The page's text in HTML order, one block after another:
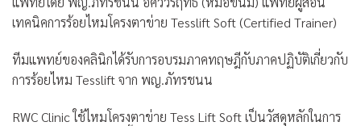
เทคนิคการร้อยไหมโครงตาข่าย Tesslift Soft (Certified Trainer)
ทีมแพทย์ของคลินิกได้รับการอบรมภาคทฤษฎีกับภาคปฏิบัติเกี่ยวกับ
การร้อยไหม Tesslift จาก พญ.ภัทรชนน
RWC Clinic ใช้ไหมโครงตาข่าย Tess Lift Soft เป็นวัสดุหลักในการ